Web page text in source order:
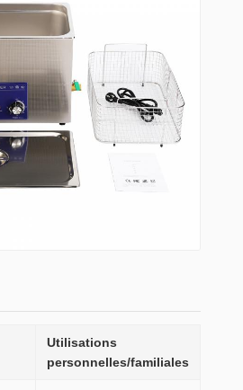
Utilisations
personnelles/familiales